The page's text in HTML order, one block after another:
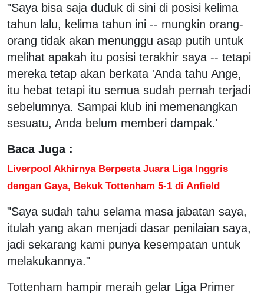
"Saya bisa saja duduk di sini di posisi kelima
tahun lalu, kelima tahun ini -- mungkin orang-
orang tidak akan menunggu asap putih untuk
melihat apakah itu posisi terakhir saya -- tetapi
mereka tetap akan berkata 'Anda tahu Ange,
itu hebat tetapi itu semua sudah pernah terjadi
sebelumnya. Sampai klub ini memenangkan
sesuatu, Anda belum memberi dampak.'
Baca Juga :
Liverpool Akhirnya Berpesta Juara Liga Inggris
dengan Gaya, Bekuk Tottenham 5-1 di Anfield
"Saya sudah tahu selama masa jabatan saya,
itulah yang akan menjadi dasar penilaian saya,
jadi sekarang kami punya kesempatan untuk
melakukannya."
Tottenham hampir meraih gelar Liga Primer